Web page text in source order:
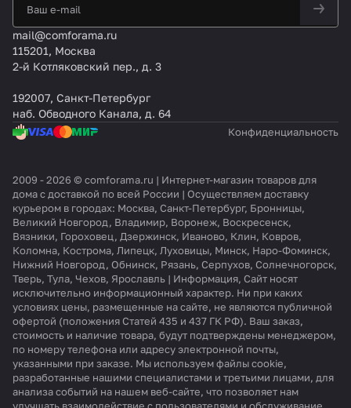
mail@comforama.ru
115201, Москва
2-й Котляковский пер., д. 3
192007, Санкт-Петербург
наб. Обводного Канала, д. 64
Конфиденциальность
2009 - 2026 © comforama.ru | Интернет-магазин товаров для
дома с доставкой по всей России | Осуществляем доставку
курьером в городах: Москва, Санкт-Петербург, Бронницы,
Великий Новгород, Владимир, Воронеж, Воскресенск,
Вязники, Гороховец, Дзержинск, Иваново, Клин, Ковров,
Коломна, Кострома, Липецк, Луховицы, Минск, Наро-Фоминск,
Нижний Новгород, Обнинск, Рязань, Серпухов, Солнечногорск,
Тверь, Тула, Чехов, Ярославль | Информация, Сайт носят
исключительно информационный характер. Ни при каких
условиях цены, размещенные на сайте, не являются публичной
офертой (положения Статей 435 и 437 ГК РФ). Ваш заказ,
стоимость и наличие товара, будут подтверждены менеджером,
по номеру телефона или адресу электронной почты,
указанными при заказе. Мы используем файлы cookie,
разработанные нашими специалистами и третьими лицами, для
анализа событий на нашем веб-сайте, что позволяет нам